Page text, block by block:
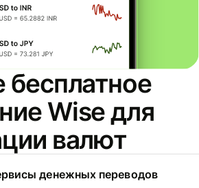
бесплатное
Wise для
валют
денежных переводов